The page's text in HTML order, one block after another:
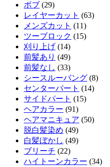
ボブ (29)
レイヤーカット (63)
メンズカット (11)
ツーブロック (15)
刈り上げ (14)
前髪あり (49)
前髪なし (33)
シースルーバング (8)
センターパート (14)
サイドパート (15)
ヘアカラー (91)
ヘアマニキュア (50)
脱白髪染め (49)
白髪ぼかし (49)
ブリーチ (22)
ハイトーンカラー (34)